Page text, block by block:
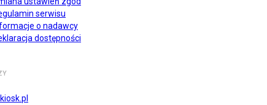
serwisu
o nadawcy
dostępności